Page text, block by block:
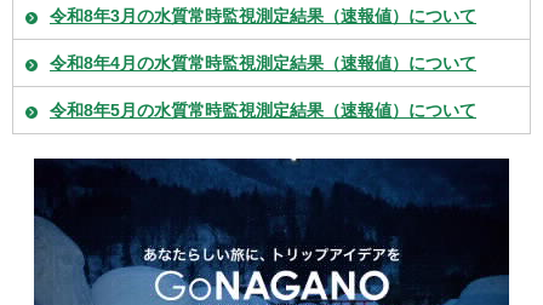
令和8年3月の水質常時監視測定結果（速報値）について
令和8年4月の水質常時監視測定結果（速報値）について
令和8年5月の水質常時監視測定結果（速報値）について